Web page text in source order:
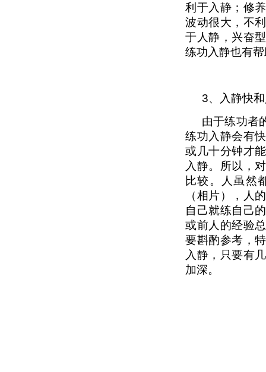
利于入静；修
波动很大，不
于人静，兴奋
练功入静也有
3、入静快
由于练功者
练功入静会有
或几十分钟才
入静。所以，
比较。人虽然
（相片），人
自己就练自己
或前人的经验
要斟酌参考，
入静，只要有
加深。